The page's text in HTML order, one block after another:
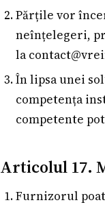
Părțile vor
neînțelegeri,
la
În lipsa unei
competența
competente
Articolul 17.
Furnizorul